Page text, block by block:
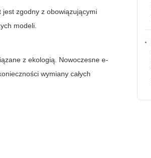
jest zgodny z obowiązującymi
modeli.
z ekologią. Nowoczesne e-
wymiany całych